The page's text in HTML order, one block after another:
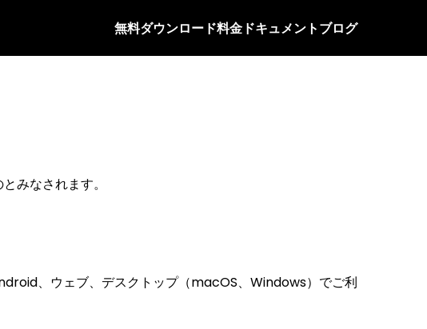
無料ダウンロード料金 ドキュメントブログ
みなされます。
、ウェブ、デスクトップ（macOS、Windows）でご利